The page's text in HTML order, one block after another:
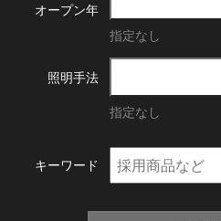
オープン年
指定なし
照明手法
指定なし
キーワード